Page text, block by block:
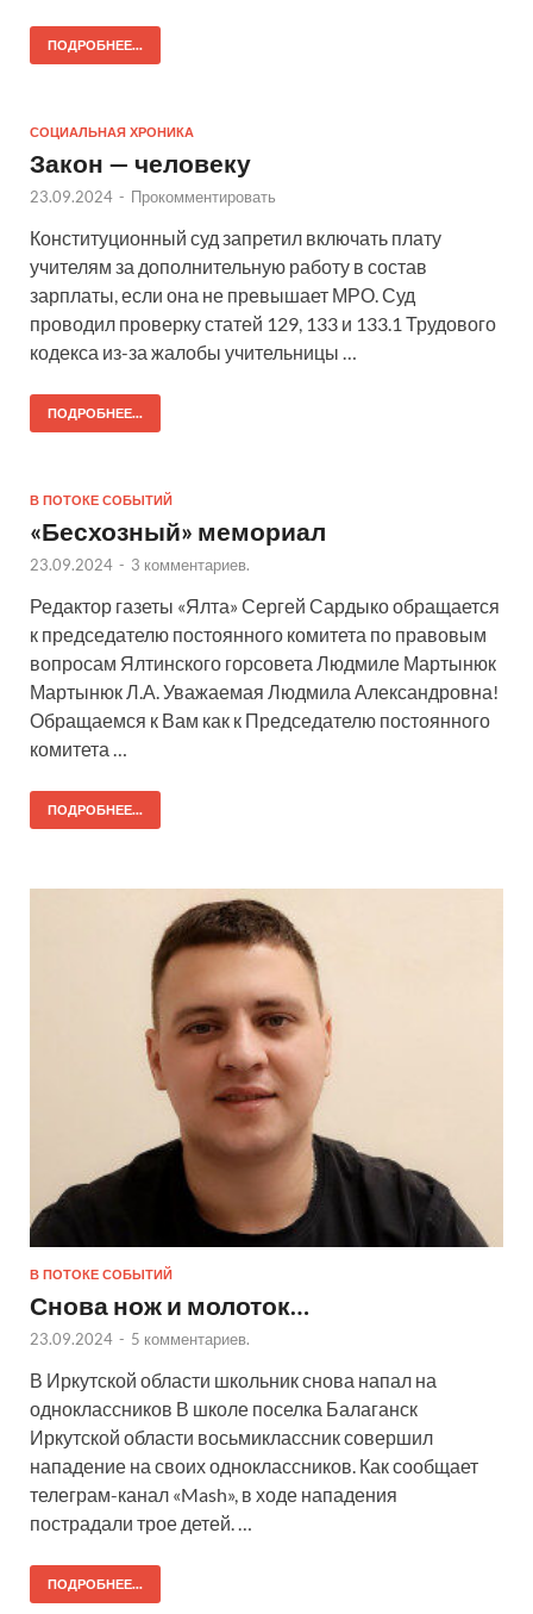
ПОДРОБНЕЕ...
СОЦИАЛЬНАЯ ХРОНИКА
Закон — человеку
23.09.2024 - Прокомментировать
Конституционный суд запретил включать плату
учителям за дополнительную работу в состав
зарплаты, если она не превышает МРО. Суд
проводил проверку статей 129, 133 и 133.1 Трудового
кодекса из-за жалобы учительницы …
ПОДРОБНЕЕ...
В ПОТОКЕ СОБЫТИЙ
«Бесхозный» мемориал
23.09.2024 - 3 комментариев.
Редактор газеты «Ялта» Сергей Сардыко обращается
к председателю постоянного комитета по правовым
вопросам Ялтинского горсовета Людмиле Мартынюк
Мартынюк Л.А. Уважаемая Людмила Александровна!
Обращаемся к Вам как к Председателю постоянного
комитета …
ПОДРОБНЕЕ...
В ПОТОКЕ СОБЫТИЙ
Снова нож и молоток…
23.09.2024 - 5 комментариев.
В Иркутской области школьник снова напал на
одноклассников В школе поселка Балаганск
Иркутской области восьмиклассник совершил
нападение на своих одноклассников. Как сообщает
телеграм-канал «Mash», в ходе нападения
пострадали трое детей. …
ПОДРОБНЕЕ...